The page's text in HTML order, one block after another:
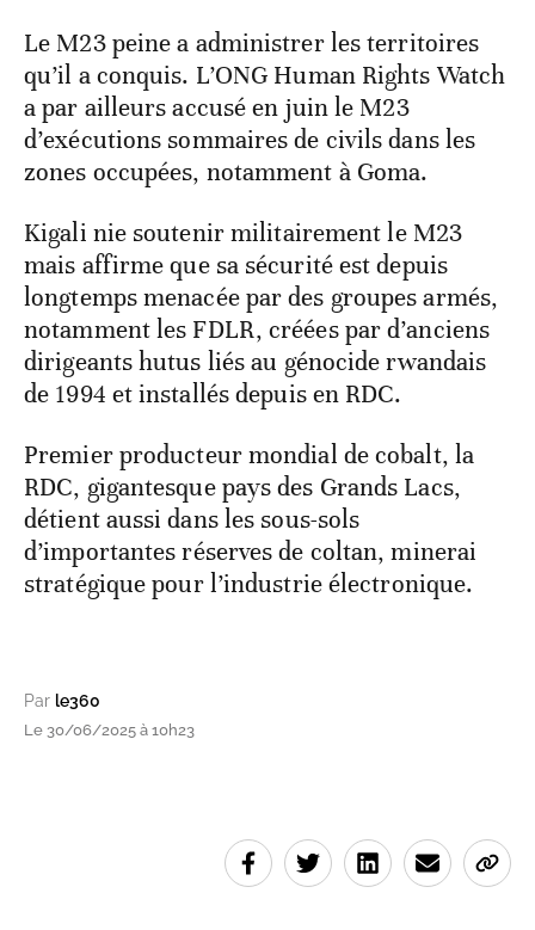
Le M23 peine a administrer les territoires
qu’il a conquis. L’ONG Human Rights Watch
a par ailleurs accusé en juin le M23
d’exécutions sommaires de civils dans les
zones occupées, notamment à Goma.
Kigali nie soutenir militairement le M23
mais affirme que sa sécurité est depuis
longtemps menacée par des groupes armés,
notamment les FDLR, créées par d’anciens
dirigeants hutus liés au génocide rwandais
de 1994 et installés depuis en RDC.
Premier producteur mondial de cobalt, la
RDC, gigantesque pays des Grands Lacs,
détient aussi dans les sous-sols
d’importantes réserves de coltan, minerai
stratégique pour l’industrie électronique.
Par le360
Le 30/06/2025 à 10h23